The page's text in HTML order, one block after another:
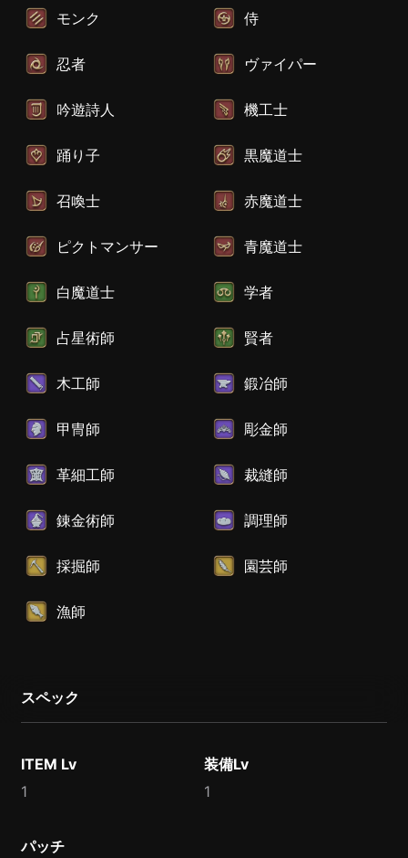
モンク 侍
忍者 ヴァイパー
吟遊詩人 機工士
踊り子 黒魔道士
召喚士 赤魔道士
ピクトマンサー 青魔道士
白魔道士 学者
占星術師 賢者
木工師 鍛冶師
甲冑師 彫金師
革細工師 裁縫師
錬金術師 調理師
採掘師 園芸師
漁師
スペック
ITEM Lv
1
装備Lv
1
パッチ